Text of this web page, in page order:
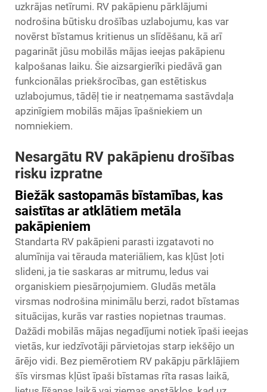
uzkrājas netīrumi. RV pakāpienu pārklājumi
nodrošina būtisku drošības uzlabojumu, kas var
novērst bīstamus kritienus un slīdēšanu, kā arī
pagarināt jūsu mobilās mājas ieejas pakāpienu
kalpošanas laiku. Šie aizsargierīki piedāvā gan
funkcionālas priekšrocības, gan estētiskus
uzlabojumus, tādēļ tie ir neatņemama sastāvdaļa
apzinīgiem mobilās mājas īpašniekiem un
nomniekiem.
Nesargātu RV pakāpienu drošības
risku izpratne
Biežāk sastopamās bīstamības, kas
saistītas ar atklātiem metāla
pakāpieniem
Standarta RV pakāpieni parasti izgatavoti no
alumīnija vai tērauda materiāliem, kas kļūst ļoti
slideni, ja tie saskaras ar mitrumu, ledus vai
organiskiem piesārņojumiem. Gludās metāla
virsmas nodrošina minimālu berzi, radot bīstamas
situācijas, kurās var rasties nopietnas traumas.
Dažādi mobilās mājas negadījumi notiek īpaši ieejas
vietās, kur iedzīvotāji pārvietojas starp iekšējo un
ārējo vidi. Bez piemērotiem RV pakāpju pārklājiem
šīs virsmas kļūst īpaši bīstamas rīta rasas laikā,